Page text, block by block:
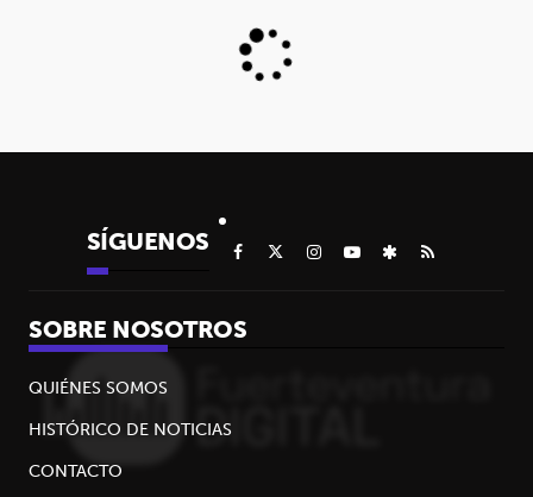
SÍGUENOS
SOBRE NOSOTROS
QUIÉNES SOMOS
HISTÓRICO DE NOTICIAS
CONTACTO